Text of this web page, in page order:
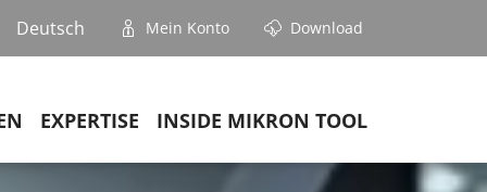
Deutsch Mein Konto Download
EXPERTISE INSIDE MIKRON TOOL